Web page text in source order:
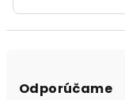
Odporúčame